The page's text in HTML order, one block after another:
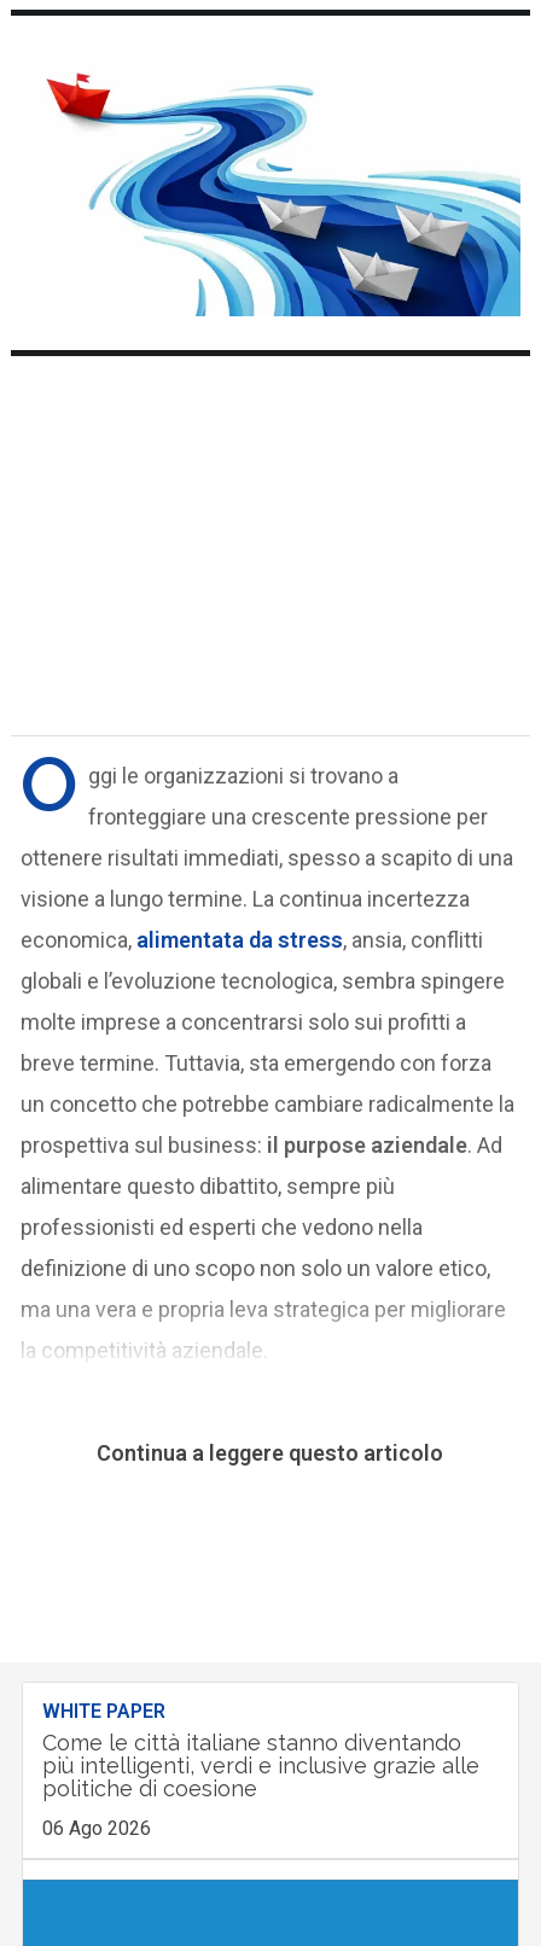
O ggi le organizzazioni si trovano a
fronteggiare una crescente pressione per
ottenere risultati immediati, spesso a scapito di una
visione a lungo termine. La continua incertezza
economica, alimentata da stress, ansia, conflitti
globali e l’evoluzione tecnologica, sembra spingere
molte imprese a concentrarsi solo sui profitti a
breve termine. Tuttavia, sta emergendo con forza
un concetto che potrebbe cambiare radicalmente la
prospettiva sul business: il purpose aziendale. Ad
alimentare questo dibattito, sempre più
professionisti ed esperti che vedono nella
definizione di uno scopo non solo un valore etico,
ma una vera e propria leva strategica per migliorare
la competitività aziendale.
Continua a leggere questo articolo
WHITE PAPER
Come le città italiane stanno diventando
più intelligenti, verdi e inclusive grazie alle
politiche di coesione
06 Ago 2026